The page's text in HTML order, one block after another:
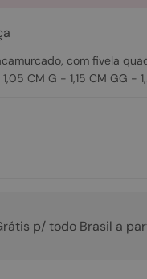
com fivela
CM G - 1,15 CM GG -
p/ todo Brasil a